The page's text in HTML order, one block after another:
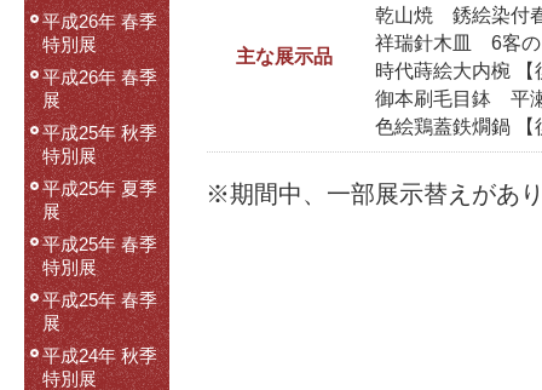
平成26年 春季
特別展
平成26年 春季
展
平成25年 秋季
特別展
平成25年 夏季
展
平成25年 春季
特別展
平成25年 春季
展
平成24年 秋季
特別展
主な展示品
乾山焼 銹絵染付
祥瑞針木皿 6客の
時代蒔絵大内椀 【
御本刷毛目鉢 平
色絵鶏蓋鉄燗鍋 【
※期間中、一部展示替えがあ